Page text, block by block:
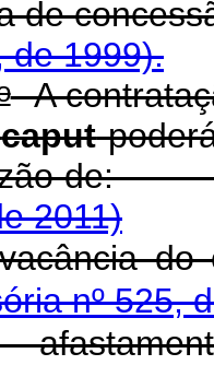
de
de 1999).
A
caput
razão
2011)
nº 525,